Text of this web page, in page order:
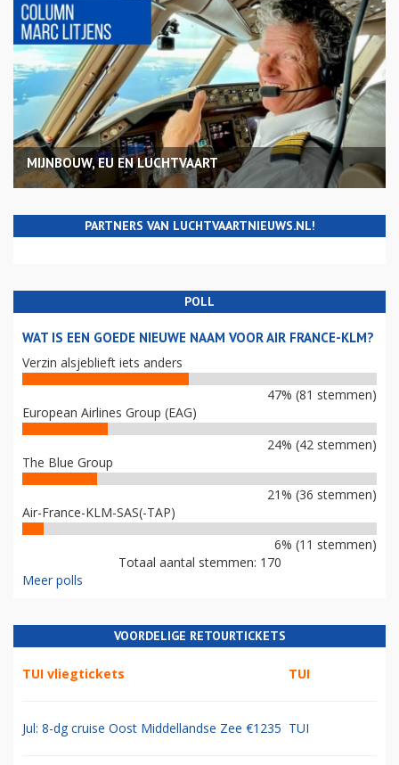
MIJNBOUW, EU EN LUCHTVAART
PARTNERS VAN LUCHTVAARTNIEUWS.NL!
POLL
WAT IS EEN GOEDE NIEUWE NAAM VOOR AIR FRANCE-KLM?
Verzin alsjeblieft iets anders
47% (81 stemmen)
European Airlines Group (EAG)
24% (42 stemmen)
The Blue Group
21% (36 stemmen)
Air-France-KLM-SAS(-TAP)
6% (11 stemmen)
Totaal aantal stemmen: 170
Meer polls
VOORDELIGE RETOURTICKETS
TUI vliegtickets TUI
Jul: 8-dg cruise Oost Middellandse Zee €1235 TUI